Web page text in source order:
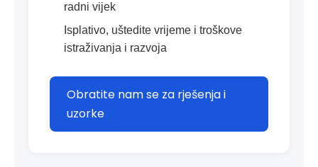
radni vijek
Isplativo, uštedite vrijeme i troškove
istraživanja i razvoja
Obratite nam se za rješenja i
uzorke